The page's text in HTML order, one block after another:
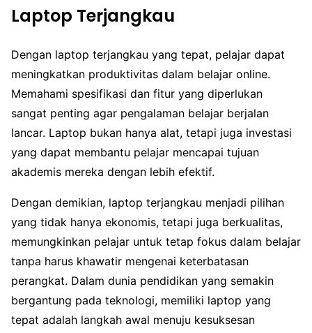
Laptop Terjangkau
Dengan laptop terjangkau yang tepat, pelajar dapat
meningkatkan produktivitas dalam belajar online.
Memahami spesifikasi dan fitur yang diperlukan
sangat penting agar pengalaman belajar berjalan
lancar. Laptop bukan hanya alat, tetapi juga investasi
yang dapat membantu pelajar mencapai tujuan
akademis mereka dengan lebih efektif.
Dengan demikian, laptop terjangkau menjadi pilihan
yang tidak hanya ekonomis, tetapi juga berkualitas,
memungkinkan pelajar untuk tetap fokus dalam belajar
tanpa harus khawatir mengenai keterbatasan
perangkat. Dalam dunia pendidikan yang semakin
bergantung pada teknologi, memiliki laptop yang
tepat adalah langkah awal menuju kesuksesan